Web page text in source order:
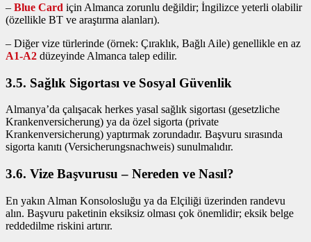
– Blue Card için Almanca zorunlu değildir; İngilizce yeterli olabilir
(özellikle BT ve araştırma alanları).
– Diğer vize türlerinde (örnek: Çıraklık, Bağlı Aile) genellikle en az
A1‑A2 düzeyinde Almanca talep edilir.
3.5. Sağlık Sigortası ve Sosyal Güvenlik
Almanya’da çalışacak herkes yasal sağlık sigortası (gesetzliche
Krankenversicherung) ya da özel sigorta (private
Krankenversicherung) yaptırmak zorundadır. Başvuru sırasında
sigorta kanıtı (Versicherungsnachweis) sunulmalıdır.
3.6. Vize Başvurusu – Nereden ve Nasıl?
En yakın Alman Konsolosluğu ya da Elçiliği üzerinden randevu
alın. Başvuru paketinin eksiksiz olması çok önemlidir; eksik belge
reddedilme riskini artırır.